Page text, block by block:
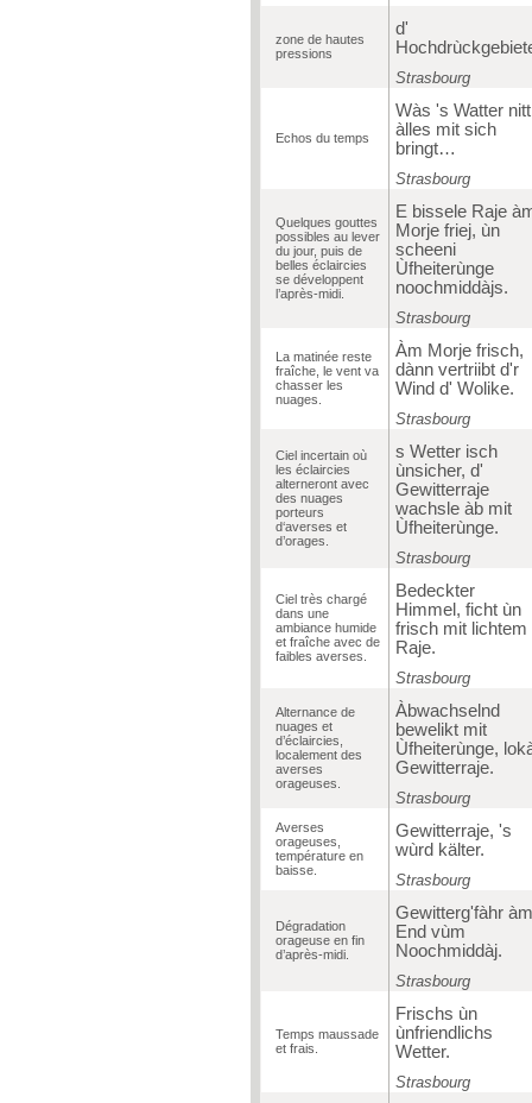
zone de hautes
pressions
d'
Strasbourg
Echos du temps
Wàs 's Watter nitt
àlles mit sich
bringt…
Strasbourg
Quelques gouttes
possibles au lever
du jour, puis de
belles éclaircies
se développent
l’après-midi.
E bissele Raje
Morje friej, ùn
scheeni
Ùfheiterùnge
noochmiddàjs.
Strasbourg
La matinée reste
fraîche, le vent va
chasser les
nuages.
Àm Morje frisch,
dànn vertriibt d'r
Wind d' Wolike.
Strasbourg
Ciel incertain où
les éclaircies
alterneront avec
des nuages
porteurs
d‘averses et
d’orages.
s Wetter isch
ùnsicher, d'
Gewitterraje
wachsle àb mit
Ùfheiterùnge.
Strasbourg
Ciel très chargé
dans une
ambiance humide
et fraîche avec de
faibles averses.
Bedeckter
Himmel, ficht ùn
frisch mit lichtem
Raje.
Strasbourg
Alternance de
nuages et
d’éclaircies,
localement des
averses
orageuses.
Àbwachselnd
bewelikt mit
Ùfheiterùnge,
Gewitterraje.
Strasbourg
Averses
orageuses,
température en
baisse.
Gewitterraje, 's
wùrd kälter.
Strasbourg
Dégradation
orageuse en fin
d’après-midi.
Gewitterg'fàhr àm
End vùm
Noochmiddàj.
Strasbourg
Temps maussade
et frais.
Frischs ùn
ùnfriendlichs
Wetter.
Strasbourg